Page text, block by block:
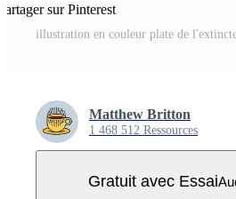
sur Pinterest
illustration en couleur plate de
Matthew Britton
1 468 512 Ressources
Gratuit avec Essai